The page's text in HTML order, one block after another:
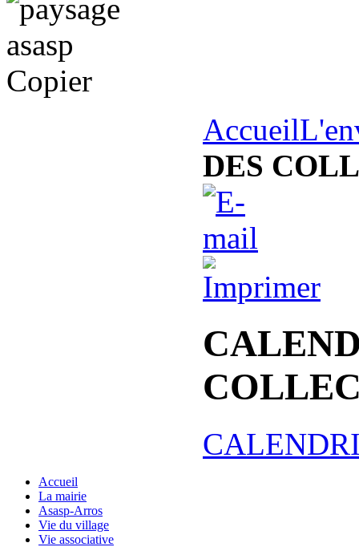
Accueil
DES
Accueil
La mairie
Asasp-Arros
Vie du village
Vie associative